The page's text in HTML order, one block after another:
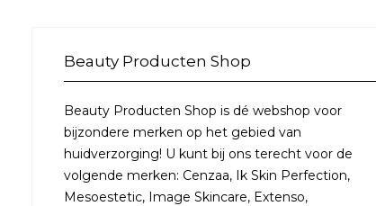
Beauty Producten Shop
Beauty Producten Shop is dé webshop voor
bijzondere merken op het gebied van
huidverzorging! U kunt bij ons terecht voor de
volgende merken: Cenzaa, Ik Skin Perfection,
Mesoestetic, Image Skincare, Extenso,